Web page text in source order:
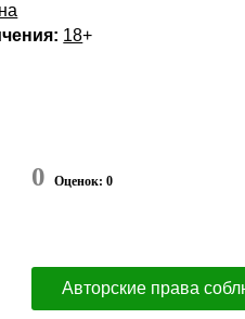
18+
0 Оценок: 0
Авторские права